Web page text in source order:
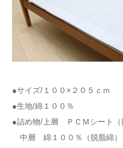
●サイズ/１００×２０５ｃｍ
●生地/綿１００％
●詰め物/上層 ＰＣＭシート
中層 綿１００％（脱脂綿